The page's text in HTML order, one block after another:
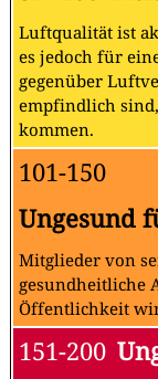
Luftqualität ist
es jedoch für
gegenüber
empfindlich
kommen.
101-150
Ungesund
Mitglieder von
gesundheitliche
Öffentlichkeit
151-200